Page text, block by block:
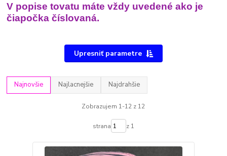
V popise tovatu máte vždy uvedené ako je
čiapočka číslovaná.
Upresniť parametre
Najnovšie Najlacnejšie Najdrahšie
Zobrazujem 1-12 z 12
strana z 1